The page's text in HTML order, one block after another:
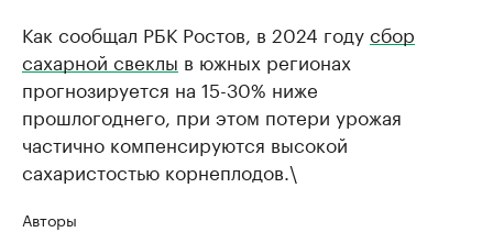
Как сообщал РБК Ростов, в 2024 годусбор
сахарной свеклы в южных регионах
прогнозируется на 15-30% ниже
прошлогоднего, при этом потери урожая
частично компенсируются высокой
сахаристостью корнеплодов.\
Авторы